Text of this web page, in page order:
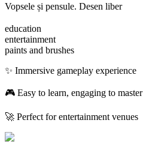
Vopsele și pensule. Desen liber
education
entertainment
paints and brushes
✨ Immersive gameplay experience
🎮 Easy to learn, engaging to master
🚀 Perfect for entertainment venues